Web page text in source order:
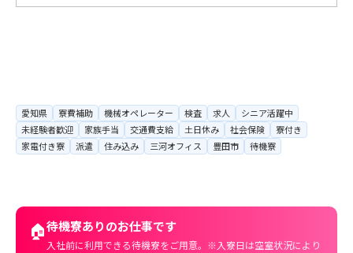
愛知県 寮費補助 機械オペレーター 検査 求人
シニア活躍中
未経験者歓迎
家族手当 交通費支給 土日休み 社会保険
寮付き
家電付き寮
派遣 住み込み 三河オフィス 豊田市 待機寮
🏠待機寮ありのお仕事です
入社前に利用できる待機寮をご用意。※入寮日は空室状況により